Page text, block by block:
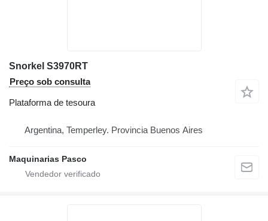
Snorkel S3970RT
Preço sob consulta
Plataforma de tesoura
Argentina, Temperley. Provincia Buenos Aires
Maquinarias Pasco